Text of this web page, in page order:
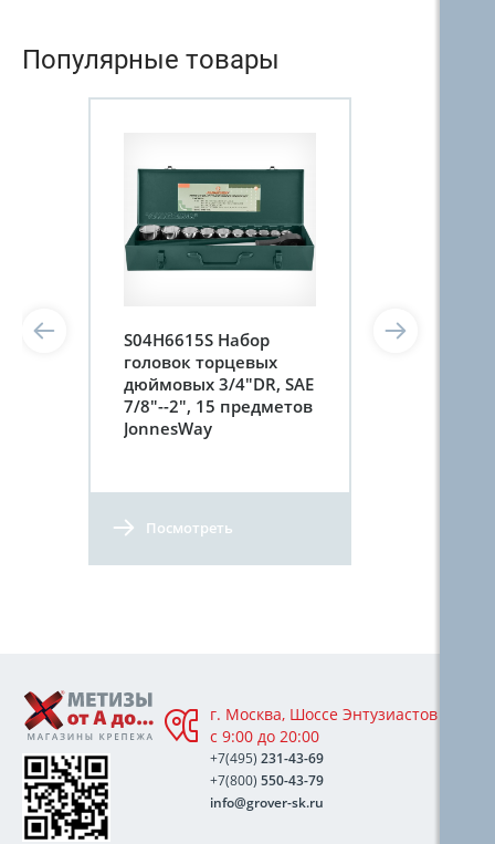
Популярные товары
S04H6615S Набор
головок торцевых
дюймовых 3/4"DR, SAE
7/8"--2", 15 предметов
JonnesWay
Посмотреть
г. Москва, Шоссе Энтузиастов 76А,
с 9:00 до 20:00
+7(495) 231-43-69
+7(800) 550-43-79
info@grover-sk.ru